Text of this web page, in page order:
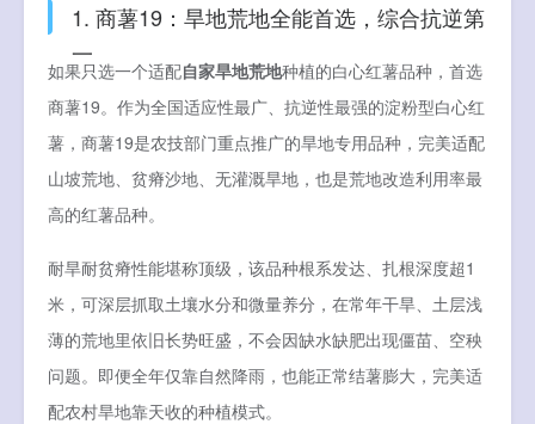
1. 商薯19：旱地荒地全能首选，综合抗逆第
一
如果只选一个适配自家旱地荒地种植的白心红薯品种，首选
商薯19。作为全国适应性最广、抗逆性最强的淀粉型白心红
薯，商薯19是农技部门重点推广的旱地专用品种，完美适配
山坡荒地、贫瘠沙地、无灌溉旱地，也是荒地改造利用率最
高的红薯品种。
耐旱耐贫瘠性能堪称顶级，该品种根系发达、扎根深度超1
米，可深层抓取土壤水分和微量养分，在常年干旱、土层浅
薄的荒地里依旧长势旺盛，不会因缺水缺肥出现僵苗、空秧
问题。即便全年仅靠自然降雨，也能正常结薯膨大，完美适
配农村旱地靠天收的种植模式。